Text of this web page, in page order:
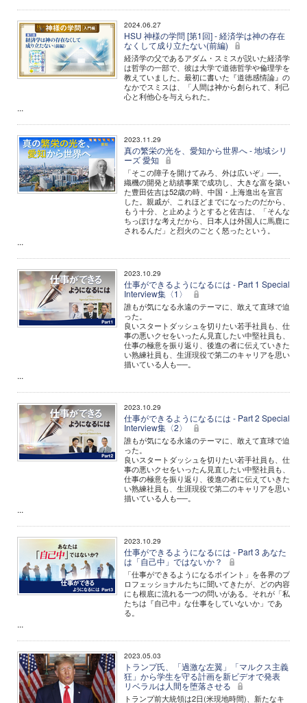
2024.06.27
HSU 神様の学問 [第1回] - 経済学は神の存在
なくして成り立たない(前編)
経済学の父であるアダム・スミスが説いた経済学
は哲学の一部で、彼は大学で道徳哲学や倫理学を
教えていました。最初に書いた『道徳感情論』の
なかでスミスは、「人間は神から創られて、利己
心と利他心を与えられた。
...
2023.11.29
真の繁栄の光を、愛知から世界へ - 地域シリ
ーズ 愛知
「そこの障子を開けてみろ、外は広いぞ」──。
織機の開発と紡績事業で成功し、大きな富を築い
た豊田佐吉は52歳の時、中国・上海進出を宣言
した。親戚が、これほどまでになったのだから、
もう十分、と止めようとすると佐吉は、「そんな
ちっぽけな考えだから、日本人は外国人に馬鹿に
されるんだ」と烈火のごとく怒ったという。
...
2023.10.29
仕事ができるようになるには - Part 1 Special
Interview集〈1〉
誰もが気になる永遠のテーマに、敢えて直球で迫
った。
良いスタートダッシュを切りたい若手社員も、仕
事の悪いクセをいったん見直したい中堅社員も、
仕事の極意を振り返り、後進の者に伝えていきた
い熟練社員も、生涯現役で第二のキャリアを思い
描いている人も──。
...
2023.10.29
仕事ができるようになるには - Part 2 Special
Interview集〈2〉
誰もが気になる永遠のテーマに、敢えて直球で迫
った。
良いスタートダッシュを切りたい若手社員も、仕
事の悪いクセをいったん見直したい中堅社員も、
仕事の極意を振り返り、後進の者に伝えていきた
い熟練社員も、生涯現役で第二のキャリアを思い
描いている人も──。
...
2023.10.29
仕事ができるようになるには - Part 3 あなた
は「自己中」ではないか？
「仕事ができるようになるポイント」を各界のプ
ロフェッショナルたちに聞いてきたが、どの内容
にも根底に流れる一つの問いがある。それが「私
たちは『自己中』な仕事をしていないか」であ
る。
...
2023.05.03
トランプ氏、「過激な左翼」「マルクス主義
狂」から学生を守る計画を新ビデオで発表
リベラルは人間を堕落させる
トランプ前大統領は2日(米現地時間)、新たなキ